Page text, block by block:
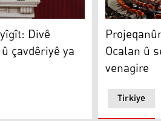
Divê desteya şopandin û
Divê
çavdêriyê ya
Numan
Tirkiye
Ocalan û
venagire